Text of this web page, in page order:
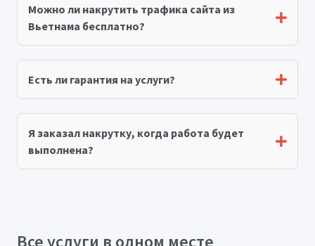
Можно ли накрутить трафика сайта из
Вьетнама бесплатно?
Есть ли гарантия на услуги?
Я заказал накрутку, когда работа будет
выполнена?
Все услуги в одном месте